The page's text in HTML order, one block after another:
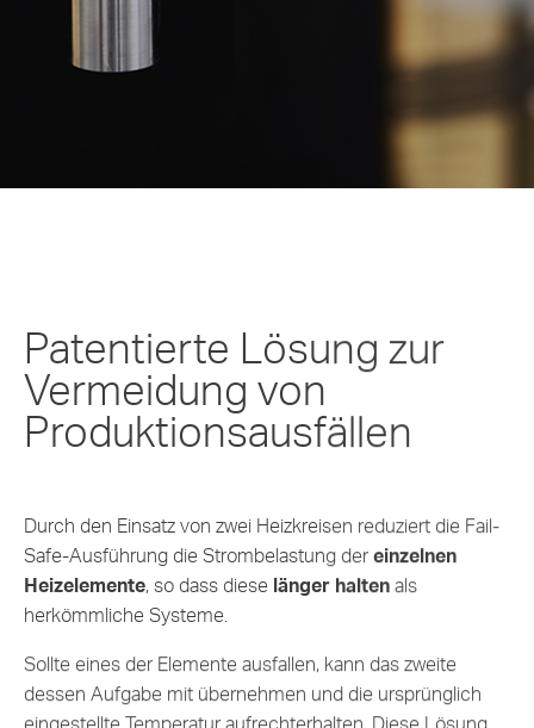
Patentierte Lösung zur
Vermeidung von
Produktionsausfällen
Durch den Einsatz von zwei Heizkreisen reduziert die Fail-
Safe-Ausführung die Strombelastung der einzelnen
Heizelemente , so dass diese länger halten als
herkömmliche Systeme.
Sollte eines der Elemente ausfallen, kann das zweite
dessen Aufgabe mit übernehmen und die ursprünglich
eingestellte Temperatur aufrechterhalten. Diese Lösung